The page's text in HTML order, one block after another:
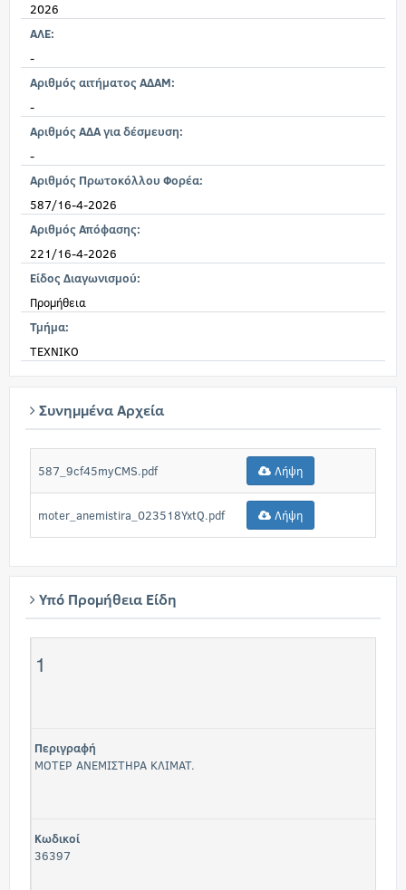
2026
ΑΛΕ:
-
Αριθμός αιτήματος ΑΔΑΜ:
-
Αριθμός ΑΔΑ για δέσμευση:
-
Αριθμός Πρωτοκόλλου Φορέα:
587/16-4-2026
Αριθμός Απόφασης:
221/16-4-2026
Είδος Διαγωνισμού:
Προμήθεια
Τμήμα:
TEXNIKO
Συνημμένα Αρχεία
587_9cf45myCMS.pdf Λήψη
moter_anemistira_023518YxtQ.pdf Λήψη
Υπό Προμήθεια Είδη
1
Περιγραφή
ΜΟΤΕΡ ΑΝΕΜΙΣΤΗΡΑ ΚΛΙΜΑΤ.
Κωδικοί
36397